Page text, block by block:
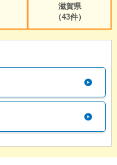
滋賀県
（43件）